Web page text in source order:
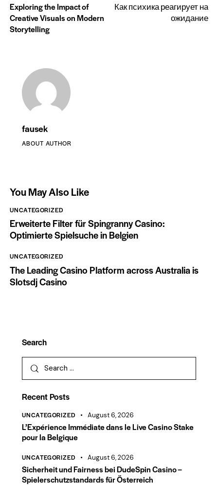
Exploring the Impact of
Creative Visuals on Modern
Storytelling
Как психика реагирует на
ожидание
fausek
ABOUT AUTHOR
You May Also Like
UNCATEGORIZED
Erweiterte Filter für Spingranny Casino:
Optimierte Spielsuche in Belgien
UNCATEGORIZED
The Leading Casino Platform across Australia is
Slotsdj Casino
Search
Recent Posts
UNCATEGORIZED August 6, 2026
L’Expérience Immédiate dans le Live Casino Stake
pour la Belgique
UNCATEGORIZED August 6, 2026
Sicherheit und Fairness bei DudeSpin Casino –
Spielerschutzstandards für Österreich